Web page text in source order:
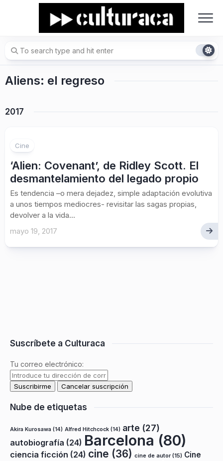
Aliens: el regreso
2017
Cine
‘Alien: Covenant’, de Ridley Scott. El
desmantelamiento del legado propio
Es tendencia –o mera dejadez, simple adaptación evolutiva
a unos tiempos mediocres- revisitar las sagas propias,
devolver a la vida...
mayo 19, 2017
Suscríbete a Culturaca
Tu correo electrónico:
Nube de etiquetas
Akira Kurosawa (14) Alfred Hitchcock (14) arte (27)
autobiografía (24) Barcelona (80)
ciencia ficción (24) cine (36) cine de autor(15) Cine